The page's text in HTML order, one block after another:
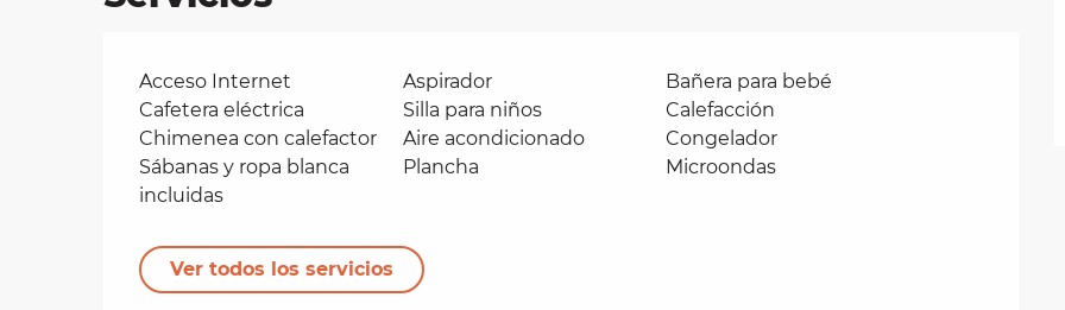
Acceso Internet Aspirador
Bañera para bebé
Cafetera eléctrica
Silla para niños
Calefacción
Chimenea con calefactor
Aire acondicionado
Congelador
Sábanas y ropa blanca
incluidas
Plancha Microondas
Ver todos los servicios